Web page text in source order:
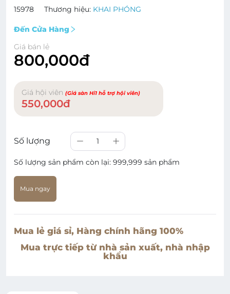
15978 Thương hiệu: KHAI PHÓNG
Đến Cửa Hàng
Giá bán lẻ
800,000đ
Giá hội viên (Giá sàn Hi1 hỗ trợ hội viên)
550,000đ
Số lượng 1
Số lượng sản phẩm còn lại: 999,999 sản phẩm
Mua ngay
Mua lẻ giá sỉ, Hàng chính hãng 100%
Mua trực tiếp từ nhà sản xuất, nhà nhập
khẩu